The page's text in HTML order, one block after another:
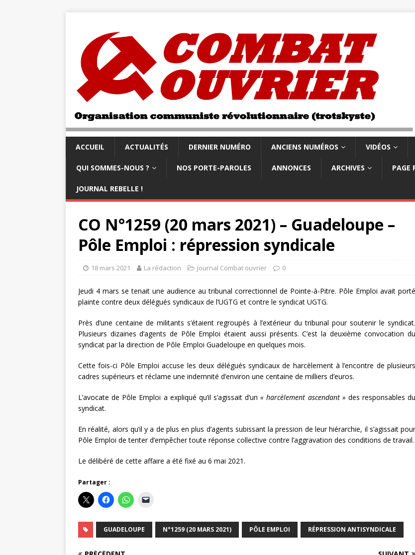
ACCUEIL ACTUALITÉS DERNIER NUMÉRO ANCIENS NUMÉROS VIDÉOS
QUI SOMMES-NOUS ? NOS PORTE-PAROLES ANNONCES ARCHIVES PAGE
JOURNAL REBELLE !
CO N°1259 (20 mars 2021) – Guadeloupe –
Pôle Emploi : répression syndicale
18 mars 2021 La rédaction Journal Combat ouvrier 0
Jeudi 4 mars se tenait une audience au tribunal correctionnel de Pointe-à-Pitre. Pôle Emploi avait porté
plainte contre deux délégués syndicaux de l’UGTG et contre le syndicat UGTG.
Près d’une centaine de militants s’étaient regroupés à l’extérieur du tribunal pour soutenir le syndicat.
Plusieurs dizaines d’agents de Pôle Emploi étaient aussi présents. C’est la deuxième convocation du
syndicat par la direction de Pôle Emploi Guadeloupe en quelques mois.
Cette fois-ci Pôle Emploi accuse les deux délégués syndicaux de harcèlement à l’encontre de plusieurs
cadres supérieurs et réclame une indemnité d’environ une centaine de milliers d’euros.
L’avocate de Pôle Emploi a expliqué qu’il s’agissait d’un« harcèlement ascendant » des responsables du
syndicat.
En réalité, alors qu’il y a de plus en plus d’agents subissant la pression de leur hiérarchie, il s’agissait pour
Pôle Emploi de tenter d’empêcher toute réponse collective contre l’aggravation des conditions de travail.
Le délibéré de cette affaire a été fixé au 6 mai 2021.
Partager :
GUADELOUPE N°1259 (20 MARS 2021) PÔLE EMPLOI RÉPRESSION ANTISYNDICALE